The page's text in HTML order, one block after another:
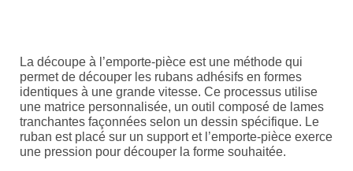
La découpe à l’emporte-pièce est une méthode qui
permet de découper les rubans adhésifs en formes
identiques à une grande vitesse. Ce processus utilise
une matrice personnalisée, un outil composé de lames
tranchantes façonnées selon un dessin spécifique. Le
ruban est placé sur un support et l’emporte-pièce exerce
une pression pour découper la forme souhaitée.